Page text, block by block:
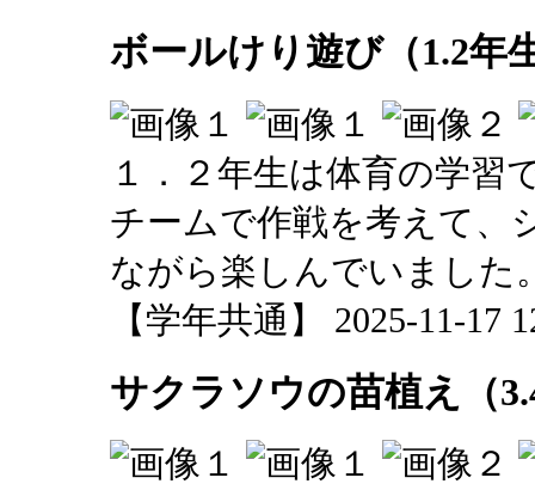
ボールけり遊び（1.2年
１．２年生は体育の学習
チームで作戦を考えて、
ながら楽しんでいました
【学年共通】 2025-11-17
サクラソウの苗植え（